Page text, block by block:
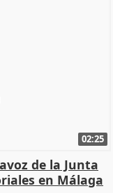
02:25
de la Junta
en Málaga